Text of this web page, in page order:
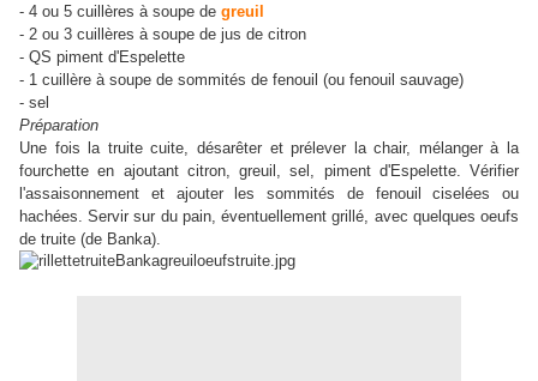
- 4 ou 5 cuillères à soupe de greuil
- 2 ou 3 cuillères à soupe de jus de citron
- QS piment d'Espelette
- 1 cuillère à soupe de sommités de fenouil (ou fenouil sauvage)
- sel
Préparation
Une fois la truite cuite, désarêter et prélever la chair, mélanger à la
fourchette en ajoutant citron, greuil, sel, piment d'Espelette. Vérifier
l'assaisonnement et ajouter les sommités de fenouil ciselées ou
hachées. Servir sur du pain, éventuellement grillé, avec quelques oeufs
de truite (de Banka).